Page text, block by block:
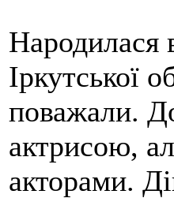
Народилася
Іркутської
поважали.
актрисою,
акторами.